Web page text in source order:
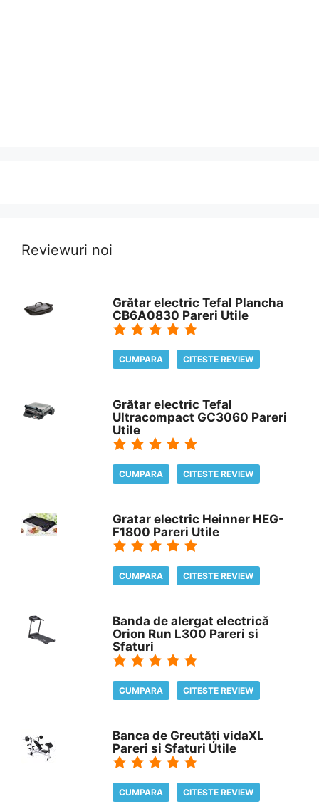
Reviewuri noi
Grătar electric Tefal Plancha
CB6A0830 Pareri Utile
CUMPARA CITESTE REVIEW
Grătar electric Tefal
Ultracompact GC3060 Pareri
Utile
CUMPARA CITESTE REVIEW
Gratar electric Heinner HEG-
F1800 Pareri Utile
CUMPARA CITESTE REVIEW
Banda de alergat electrică
Orion Run L300 Pareri si
Sfaturi
CUMPARA CITESTE REVIEW
Banca de Greutăți vidaXL
Pareri si Sfaturi Utile
CUMPARA CITESTE REVIEW